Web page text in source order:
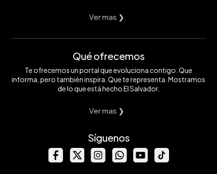
Ver mas ❯
Qué ofrecemos
Te ofrecemos un portal que evoluciona contigo. Que
informa, pero también inspira. Que te representa. Mostramos
de lo que está hecho El Salvador.
Ver mas ❯
Síguenos